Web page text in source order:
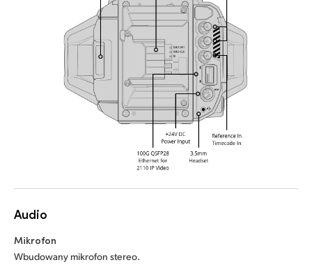
Audio
Mikrofon
Wbudowany mikrofon stereo.